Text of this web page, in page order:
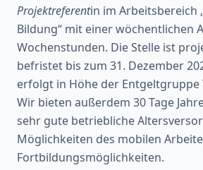
Projektreferentin im Arbeitsbereich
Bildung“ mit einer wöchentlichen
Wochenstunden. Die Stelle ist
befristet bis zum 31. Dezember
erfolgt in Höhe der Entgeltgruppe
Wir bieten außerdem 30 Tage
sehr gute betriebliche
Möglichkeiten des mobilen
Fortbildungsmöglichkeiten.